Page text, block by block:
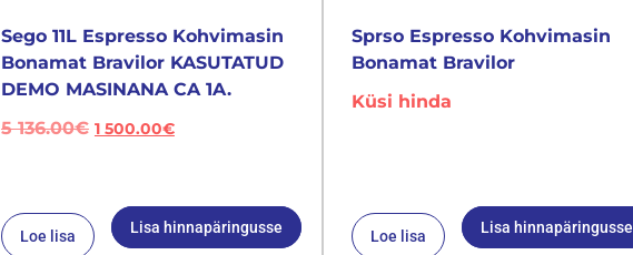
Sego 11L Espresso Kohvimasin
Bonamat Bravilor KASUTATUD
DEMO MASINANA CA 1A.
5 136.00€ 1 500.00€
Loe lisa Lisa hinnapäringusse
Sprso Espresso Kohvimasin
Bonamat Bravilor
Küsi hinda
Loe lisa Lisa hinnapäringusse